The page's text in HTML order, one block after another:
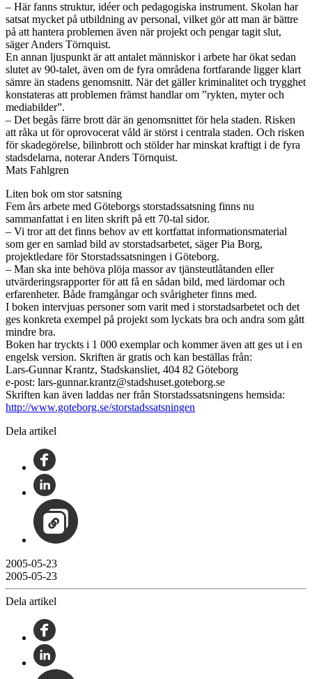
– Här fanns struktur, idéer och pedagogiska instrument. Skolan har
satsat mycket på utbildning av personal, vilket gör att man är bättre
på att hantera problemen även när projekt och pengar tagit slut,
säger Anders Törnquist.
En annan ljuspunkt är att antalet människor i arbete har ökat sedan
slutet av 90-talet, även om de fyra områdena fortfarande ligger klart
sämre än stadens genomsnitt. När det gäller kriminalitet och trygghet
konstateras att problemen främst handlar om ”rykten, myter och
mediabilder”.
– Det begås färre brott där än genomsnittet för hela staden. Risken
att råka ut för oprovocerat våld är störst i centrala staden. Och risken
för skadegörelse, bilinbrott och stölder har minskat kraftigt i de fyra
stadsdelarna, noterar Anders Törnquist.
Mats Fahlgren
Liten bok om stor satsning
Fem års arbete med Göteborgs storstadssatsning finns nu
sammanfattat i en liten skrift på ett 70-tal sidor.
– Vi tror att det finns behov av ett kortfattat informationsmaterial
som ger en samlad bild av storstadsarbetet, säger Pia Borg,
projektledare för Storstadssatsningen i Göteborg.
– Man ska inte behöva plöja massor av tjänsteutlåtanden eller
utvärderingsrapporter för att få en sådan bild, med lärdomar och
erfarenheter. Både framgångar och svårigheter finns med.
I boken intervjuas personer som varit med i storstadsarbetet och det
ges konkreta exempel på projekt som lyckats bra och andra som gått
mindre bra.
Boken har tryckts i 1 000 exemplar och kommer även att ges ut i en
engelsk version. Skriften är gratis och kan beställas från:
Lars-Gunnar Krantz, Stadskansliet, 404 82 Göteborg
e-post: lars-gunnar.krantz@stadshuset.goteborg.se
Skriften kan även laddas ner från Storstadssatsningens hemsida:
http://www.goteborg.se/storstadssatsningen
Dela artikel
2005-05-23
2005-05-23
Dela artikel